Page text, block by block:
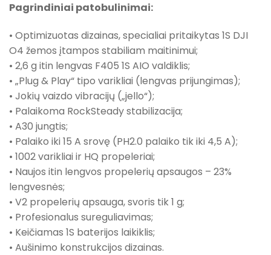
Pagrindiniai patobulinimai:
• Optimizuotas dizainas, specialiai pritaikytas 1S DJI
O4 žemos įtampos stabiliam maitinimui;
• 2,6 g itin lengvas F405 1S AIO valdiklis;
• „Plug & Play“ tipo varikliai (lengvas prijungimas);
• Jokių vaizdo vibracijų („jello“);
• Palaikoma RockSteady stabilizacija;
• A30 jungtis;
• Palaiko iki 15 A srovę (PH2.0 palaiko tik iki 4,5 A);
• 1002 varikliai ir HQ propeleriai;
• Naujos itin lengvos propelerių apsaugos – 23%
lengvesnės;
• V2 propelerių apsauga, svoris tik 1 g;
• Profesionalus sureguliavimas;
• Keičiamas 1S baterijos laikiklis;
• Aušinimo konstrukcijos dizainas.